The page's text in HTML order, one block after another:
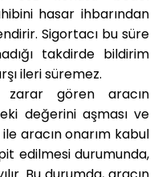
hasar ihbarından
Sigortacı bu süre
takdirde bildirim
ileri süremez.
zarar gören aracın
değerini aşması ve
aracın onarım kabul
edilmesi durumunda,